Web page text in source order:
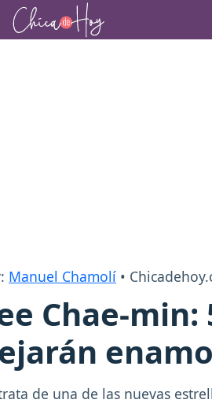
Manuel Chamolí •
Chae-
de una de las nuevas